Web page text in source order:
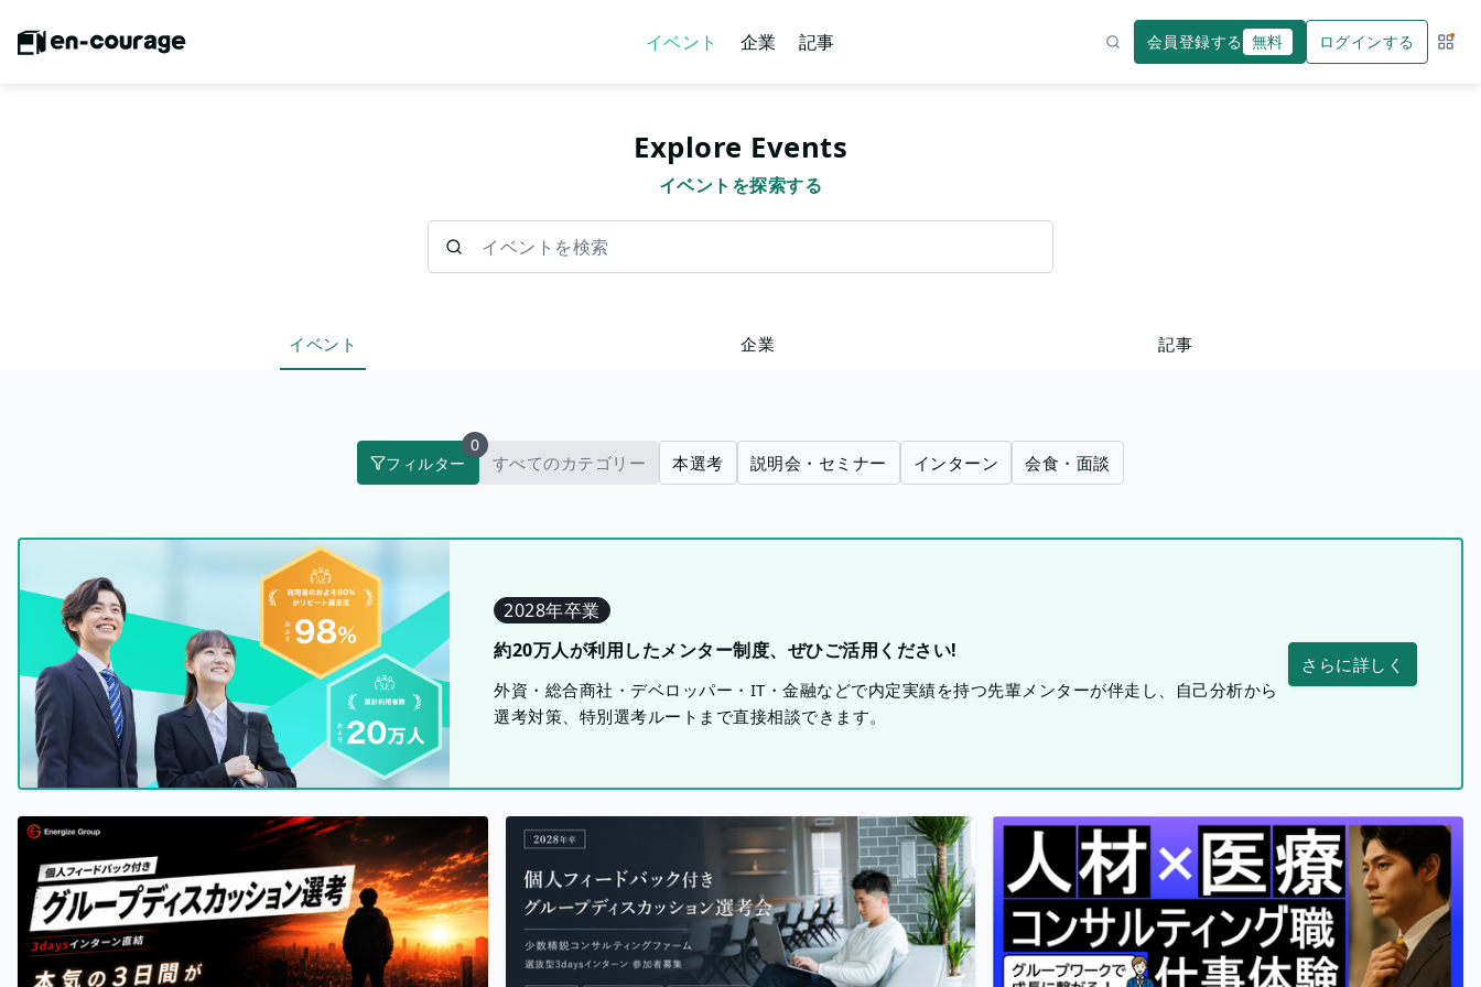
イベント 企業 記事 会員登録する 無料 ログインする サー
Explore Events
イベントを探索する
イベント 企業 記事
フィルター
0
すべてのカテゴリー 本選考 説明会・セミナー インターン 会食・面談
2028年卒業
約20万人が利用したメンター制度、ぜひご活用ください!
外資・総合商社・デベロッパー・IT・金融などで内定実績を持つ先輩メンターが伴走し、自己分析から
選考対策、特別選考ルートまで直接相談できます。
さらに詳しく